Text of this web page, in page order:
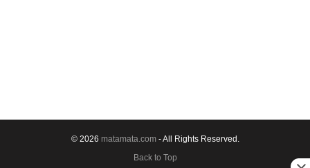
© 2026 matamata.com- All Rights Reserved.
Back to Top